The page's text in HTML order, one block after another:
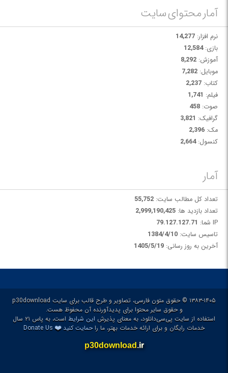
اینترنت هم می‌تواند موجب بروز چنین مشکلاتی شود.
آمار محتوای سایت
نرم افزار: 14,277
بازی:12,584
آموزش: 8,292
موبایل: 7,282
کتاب: 2,237
فیلم: 1,741
صوت: 458
گرافیک: 3,821
مک: 2,396
کنسول:2,664
آمار
تعداد کل مطالب سایت: 55,752
تعداد بازدید ها: 2,999,190,425
IP شما:
79.127.127.71
تاسیس سایت: 1384/4/10
آخرین به روز رسانی: 1405/5/19
۱۳۸۳-۱۴۰۵ © حقوق متون فارسی، تصاویر و طرح قالب برای سایت p30download
و حقوق سایر محتوا برای پدیدآورنده آن محفوظ هست.
استفاده از سایت پی‌سی‌دانلود، به معنای پذیرش این شرایط
است، به پاس ۲۱ سال
خدمات رایگان و برای ارائه خدمات بهتر، ما راحمایت کنید❤️
p30download